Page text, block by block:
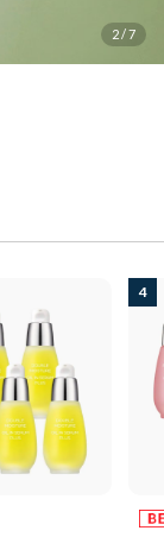
물
3/7
4